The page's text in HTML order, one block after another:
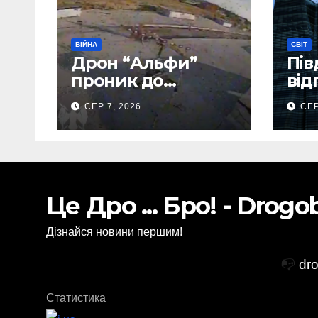
ВІЙНА
Дрон “Альфи”
проник до
Донецького
аеропорту та
спалив “Шахед”
СЕР 7, 2026
СВІТ
Це Дро ... Бро! -
Дізнайся новини першим!
📭
Статистика